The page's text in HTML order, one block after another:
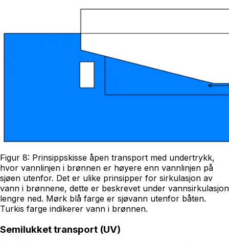
Figur 8: Prinsippskisse åpen transport med undertrykk,
hvor vannlinjen i brønnen er høyere enn vannlinjen på
sjøen utenfor. Det er ulike prinsipper for sirkulasjon av
vann i brønnene, dette er beskrevet under vannsirkulasjon
lengre ned. Mørk blå farge er sjøvann utenfor båten.
Turkis farge indikerer vann i brønnen.
Semilukket transport (UV)